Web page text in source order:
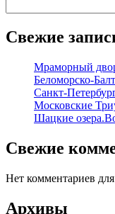
Свежие
Мраморный
Беломорско-
Санкт-
Московские
Шацкие
Свежие
Нет комментариев
Архивы